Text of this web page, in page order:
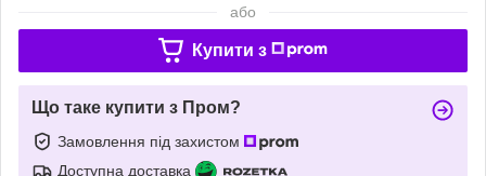
або
Купити з
Що таке купити з Пром?
Замовлення під захистом
Доступна доставка